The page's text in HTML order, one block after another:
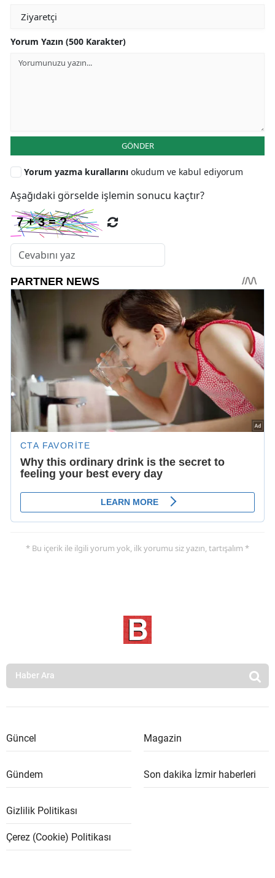
Yorum Yazın (500 Karakter)
GÖNDER
Yorum yazma kurallarını okudum ve kabul ediyorum
Aşağıdaki görselde işlemin sonucu kaçtır?
* Bu içerik ile ilgili yorum yok, ilk yorumu siz yazın, tartışalım *
Güncel Magazin
Gündem Son dakika İzmir haberleri
Gizlilik Politikası
Çerez (Cookie) Politikası